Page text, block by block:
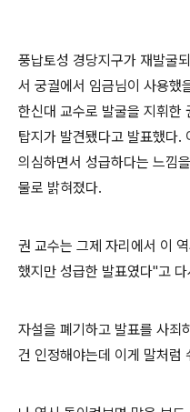
풍납토성 경당지구가 재발굴
서 궁궐에서 임금님이 사용했
한신대 교수로 발굴을 지휘한
탑지가 발견됐다고 발표했다.
의심하면서 성급하다는 느낌
물로 밝혀졌다.
권 교수는 그제 자리에서 이
했지만 성급한 발표였다"고
자설을 폐기하고 발표를 사죄
건 인정해야는데 이게 말처럼